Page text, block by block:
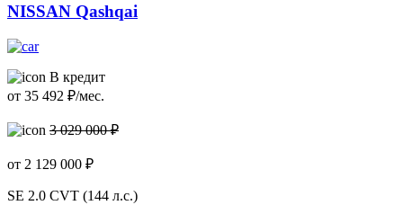
NISSAN Qashqai
В кредит
от 35 492 ₽/мес.
3 029 000 ₽
от 2 129 000 ₽
SE 2.0 CVT (144 л.с.)